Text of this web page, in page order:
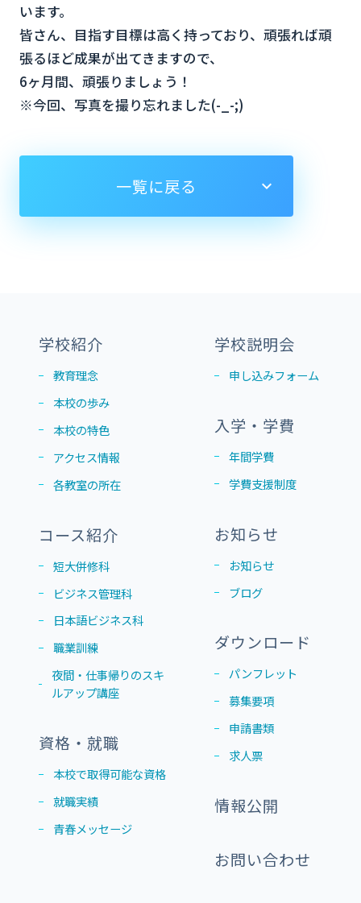
います。
皆さん、目指す目標は高く持っており、頑張れば頑
張るほど成果が出てきますので、
6ヶ月間、頑張りましょう！
※今回、写真を撮り忘れました(-_-;)
一覧に戻る
学校紹介
教育理念
本校の歩み
本校の特色
アクセス情報
各教室の所在
コース紹介
短大併修科
ビジネス管理科
日本語ビジネス科
職業訓練
夜間・仕事帰りのスキ
ルアップ講座
資格・就職
本校で取得可能な資格
就職実績
青春メッセージ
学校説明会
申し込みフォーム
入学・学費
年間学費
学費支援制度
お知らせ
お知らせ
ブログ
ダウンロード
パンフレット
募集要項
申請書類
求人票
情報公開
お問い合わせ